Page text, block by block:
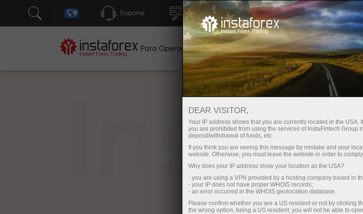
Soporte Apertura instantánea de la cuenta
Para Operadores
Para
Principiantes
Para
Inversionistas
DEAR VISITOR,
Your IP address shows that you are currently located in the USA.
you are prohibited from using the services of InstaFintech Group
deposit/withdrawal of funds, etc.
If you think you are seeing this message by mistake and your
website. Otherwise, you must leave the website in order to
Why does your IP address show your location as the USA?
- you are using a VPN provided by a hosting company based in
- your IP does not have proper WHOIS records;
- an error occurred in the WHOIS geolocation database.
Please confirm whether you are a US resident or not by clicking
the wrong option, being a US resident, you will not be able to